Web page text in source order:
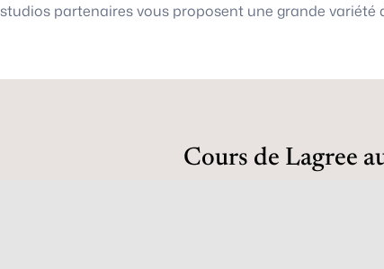
studios partenaires vous proposent une grande variété
Cours de Lagree